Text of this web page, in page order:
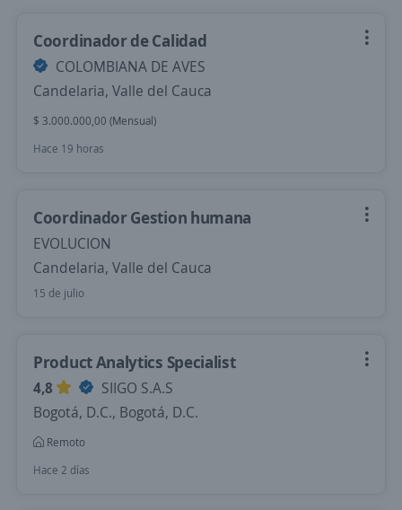
Coordinador de Calidad
COLOMBIANA DE AVES
Candelaria, Valle del Cauca
$ 3.000.000,00 (Mensual)
Hace 19 horas
Coordinador Gestion humana
EVOLUCION
Candelaria, Valle del Cauca
15 de julio
Product Analytics Specialist
4,8
SIIGO S.A.S
Bogotá, D.C., Bogotá, D.C.
Remoto
Hace 2 días